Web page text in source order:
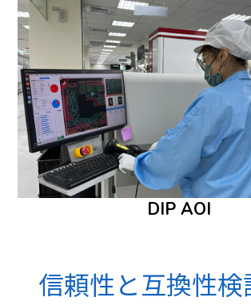
DIP AOI
信頼性と互換性検